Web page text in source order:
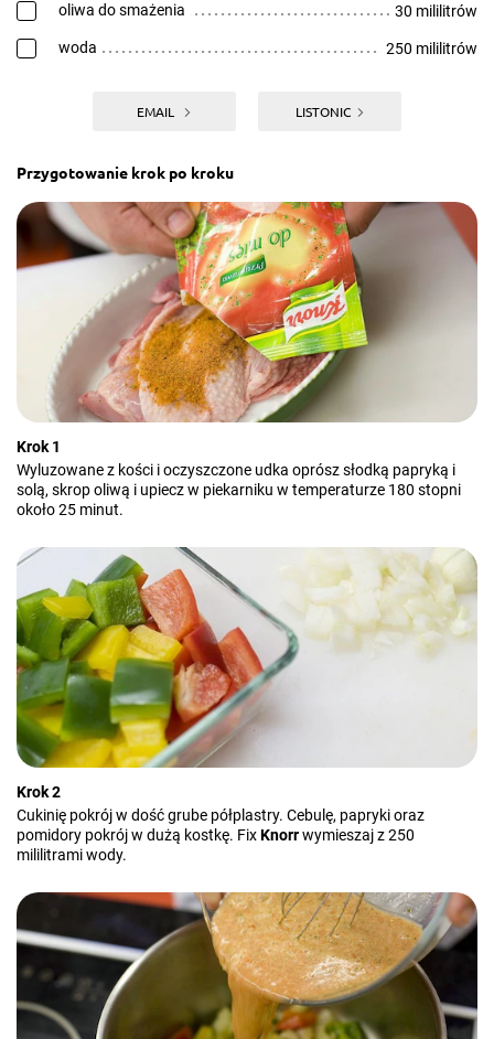
oliwa do smażenia 30 mililitrów
woda 250 mililitrów
EMAIL LISTONIC
Przygotowanie krok po kroku
Krok 1
Wyluzowane z kości i oczyszczone udka oprósz słodką papryką i
solą, skrop oliwą i upiecz w piekarniku w temperaturze 180 stopni
około 25 minut.
Krok 2
Cukinię pokrój w dość grube półplastry. Cebulę, papryki oraz
pomidory pokrój w dużą kostkę. FixKnorrwymieszaj z 250
mililitrami wody.